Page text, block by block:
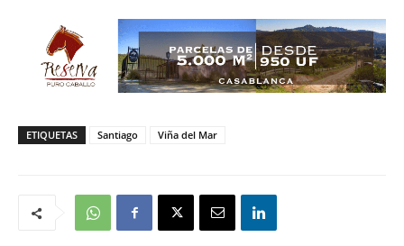
ETIQUETAS Santiago Viña del Mar